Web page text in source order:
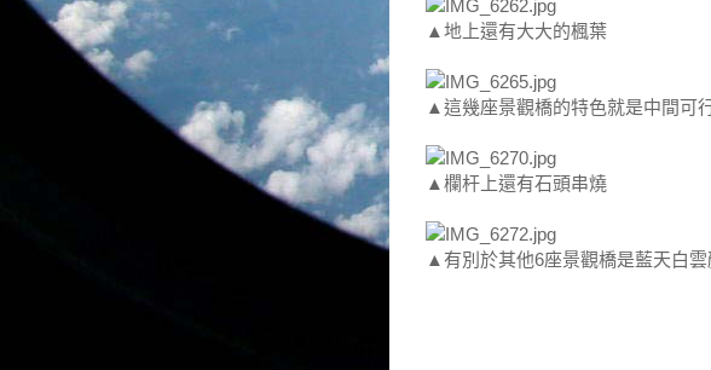
▲地上還有大大的楓葉
▲這幾座景觀橋的特色就是中間可
▲欄杆上還有石頭串燒
▲有別於其他6座景觀橋是藍天白